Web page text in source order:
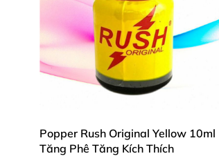
Popper Rush Original Yellow 10ml
Tăng Phê Tăng Kích Thích